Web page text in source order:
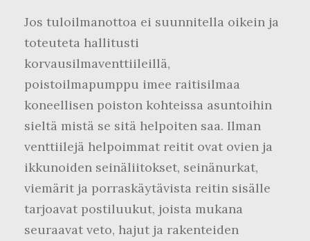
Jos tuloilmanottoa ei suunnitella oikein ja
toteuteta hallitusti
korvausilmaventtiileillä,
poistoilmapumppu imee raitisilmaa
koneellisen poiston kohteissa asuntoihin
sieltä mistä se sitä helpoiten saa. Ilman
venttiilejä helpoimmat reitit ovat ovien ja
ikkunoiden seinäliitokset, seinänurkat,
viemärit ja porraskäytävista reitin sisälle
tarjoavat postiluukut, joista mukana
seuraavat veto, hajut ja rakenteiden